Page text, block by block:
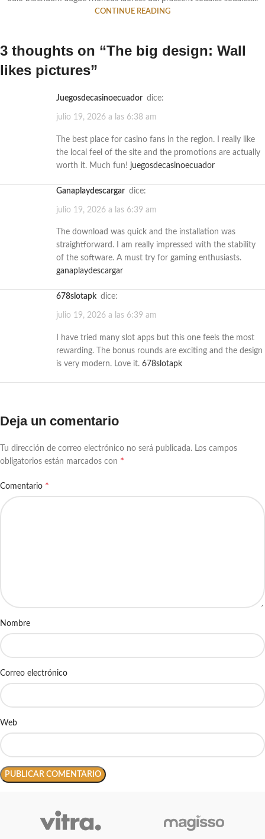
CONTINUE READING
3 thoughts on “The big design: Wall
likes pictures”
juegosdecasinoecuador dice:
julio 19, 2026 a las 6:38 am
The best place for casino fans in the region. I really like
the local feel of the site and the promotions are actually
worth it. Much fun! juegosdecasinoecuador
ganaplaydescargar dice:
julio 19, 2026 a las 6:39 am
The download was quick and the installation was
straightforward. I am really impressed with the stability
of the software. A must try for gaming enthusiasts.
ganaplaydescargar
678slotapk dice:
julio 19, 2026 a las 6:39 am
I have tried many slot apps but this one feels the most
rewarding. The bonus rounds are exciting and the design
is very modern. Love it. 678slotapk
Deja un comentario
Tu dirección de correo electrónico no será publicada. Los campos
obligatorios están marcados con *
Comentario *
Nombre
Correo electrónico
Web